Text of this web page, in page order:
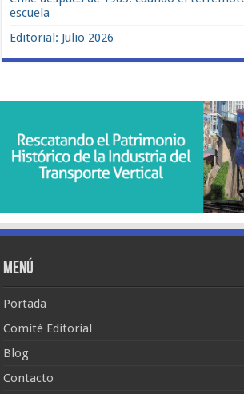
escuela
Editorial: Julio 2026
Menú
Portada
Comité Editorial
Blog
Contacto